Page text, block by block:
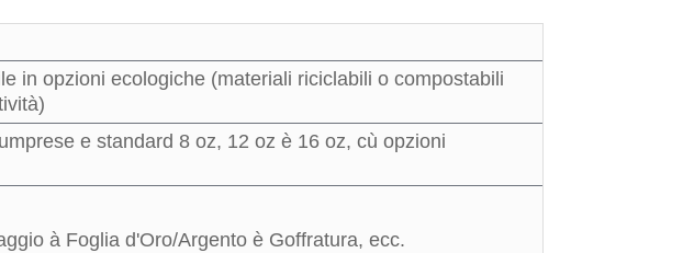
in opzioni ecologiche (materiali riciclabili o compostabili
e standard 8 oz, 12 oz è 16 oz, cù opzioni
à Foglia d'Oro/Argento è Goffratura, ecc.